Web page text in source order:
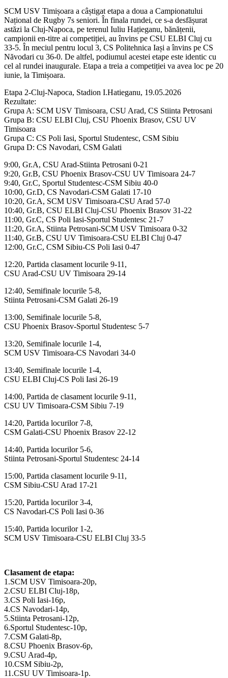
SCM USV Timișoara a câștigat etapa a doua a Campionatului
Național de Rugby 7s seniori. În finala rundei, ce s-a desfășurat
astăzi la Cluj-Napoca, pe terenul Iuliu Hațieganu, bănățenii,
campionii en-titre ai competiției, au învins pe CSU ELBI Cluj cu
33-5. În meciul pentru locul 3, CS Politehnica Iași a învins pe CS
Năvodari cu 36-0. De altfel, podiumul acestei etape este identic cu
cel al rundei inaugurale. Etapa a treia a competiției va avea loc pe 20
iunie, la Timișoara.
Etapa 2-Cluj-Napoca, Stadion I.Hatieganu, 19.05.2026
Rezultate:
Grupa A: SCM USV Timisoara, CSU Arad, CS Stiinta Petrosani
Grupa B: CSU ELBI Cluj, CSU Phoenix Brasov, CSU UV
Timisoara
Grupa C: CS Poli Iasi, Sportul Studentesc, CSM Sibiu
Grupa D: CS Navodari, CSM Galati
9:00, Gr.A, CSU Arad-Stiinta Petrosani 0-21
9:20, Gr.B, CSU Phoenix Brasov-CSU UV Timisoara 24-7
9:40, Gr.C, Sportul Studentesc-CSM Sibiu 40-0
10:00, Gr.D, CS Navodari-CSM Galati 17-10
10:20, Gr.A, SCM USV Timisoara-CSU Arad 57-0
10:40, Gr.B, CSU ELBI Cluj-CSU Phoenix Brasov 31-22
11:00, Gr.C, CS Poli Iasi-Sportul Studentesc 21-7
11:20, Gr.A, Stiinta Petrosani-SCM USV Timisoara 0-32
11:40, Gr.B, CSU UV Timisoara-CSU ELBI Cluj 0-47
12:00, Gr.C, CSM Sibiu-CS Poli Iasi 0-47
12:20, Partida clasament locurile 9-11,
CSU Arad-CSU UV Timisoara 29-14
12:40, Semifinale locurile 5-8,
Stiinta Petrosani-CSM Galati 26-19
13:00, Semifinale locurile 5-8,
CSU Phoenix Brasov-Sportul Studentesc 5-7
13:20, Semifinale locurile 1-4,
SCM USV Timisoara-CS Navodari 34-0
13:40, Semifinale locurile 1-4,
CSU ELBI Cluj-CS Poli Iasi 26-19
14:00, Partida de clasament locurile 9-11,
CSU UV Timisoara-CSM Sibiu 7-19
14:20, Partida locurilor 7-8,
CSM Galati-CSU Phoenix Brasov 22-12
14:40, Partida locurilor 5-6,
Stiinta Petrosani-Sportul Studentesc 24-14
15:00, Partida clasament locurile 9-11,
CSM Sibiu-CSU Arad 17-21
15:20, Partida locurilor 3-4,
CS Navodari-CS Poli Iasi 0-36
15:40, Partida locurilor 1-2,
SCM USV Timisoara-CSU ELBI Cluj 33-5
Clasament de etapa:
1.SCM USV Timisoara-20p,
2.CSU ELBI Cluj-18p,
3.CS Poli Iasi-16p,
4.CS Navodari-14p,
5.Stiinta Petrosani-12p,
6.Sportul Studentesc-10p,
7.CSM Galati-8p,
8.CSU Phoenix Brasov-6p,
9.CSU Arad-4p,
10.CSM Sibiu-2p,
11.CSU UV Timisoara-1p.